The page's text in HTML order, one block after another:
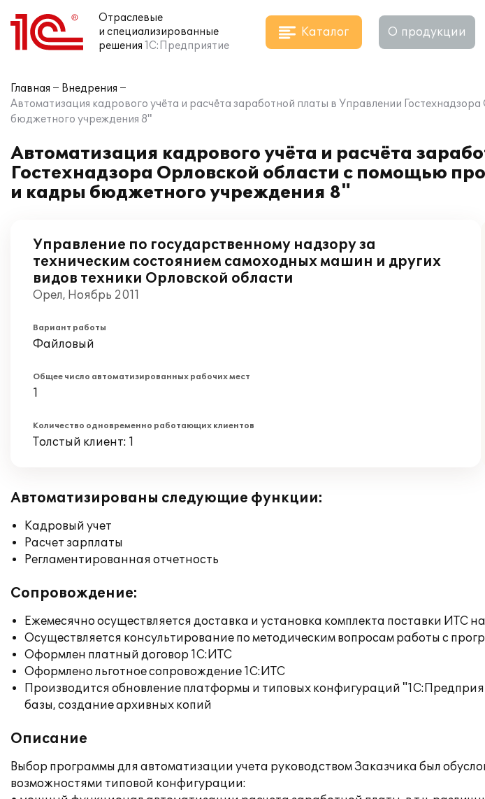
Отраслевые
и специализированные
решения 1С:Предприятие
Каталог О продукции
Главная
Внедрения
Автоматизация кадрового учёта и расчёта заработной платы в Управлении
бюджетного учреждения 8"
Автоматизация кадрового учёта и расчёта
Гостехнадзора Орловской области с помощью
и кадры бюджетного учреждения 8"
Управление по государственному надзору за
техническим состоянием самоходных машин и других
видов техники Орловской области
Орел, Ноябрь 2011
Вариант работы
Файловый
Общее число автоматизированных рабочих мест
1
Количество одновременно работающих клиентов
Толстый клиент: 1
Автоматизированы следующие функции:
Кадровый учет
Расчет зарплаты
Регламентированная отчетность
Сопровождение:
Ежемесячно осуществляется доставка и установка комплекта поставки ИТС
Осуществляется консультирование по методическим вопросам работы с
Оформлен платный договор 1С:ИТС
Оформлено льготное сопровождение 1С:ИТС
Производится обновление платформы и типовых конфигураций
базы, создание архивных копий
Описание
Выбор программы для автоматизации учета руководством Заказчика был
возможностями типовой конфигурации: